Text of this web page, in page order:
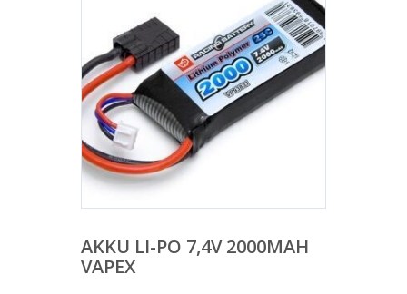
AKKU LI-PO 7,4V 2000MAH
VAPEX